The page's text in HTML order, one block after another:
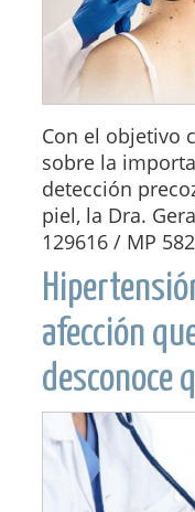
Con el objetivo
sobre la
detección
piel, la Dra.
129616 / MP
afección
desconoce